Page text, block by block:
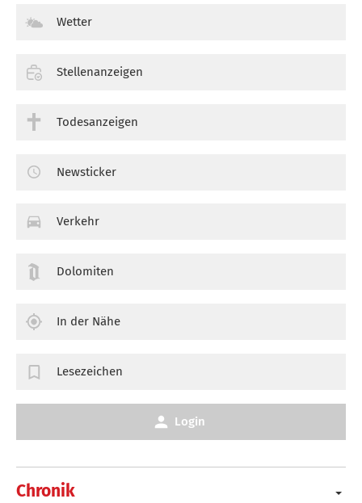
Chronik
Wetter
Stellenanzeigen
Todesanzeigen
Newsticker
Verkehr
Dolomiten
In der Nähe
Lesezeichen
Login